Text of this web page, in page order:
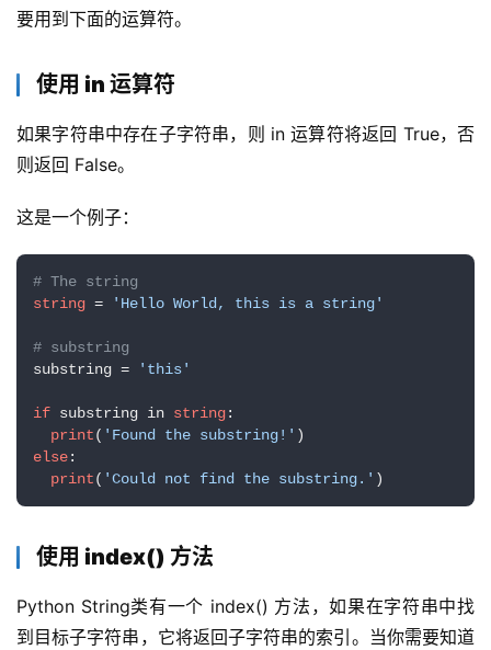
要用到下面的运算符。
使用 in 运算符
如果字符串中存在子字符串，则 in 运算符将返回 True，否
则返回 False。
这是一个例子：
# The string
string = 'Hello World, this is a string'
# substring
substring =
'this'
if substring in string:
print( 'Found the substring!'
else:
print( 'Could not find the substring.' )
使用 index() 方法
Python String类有一个 index() 方法，如果在字符串中找
到目标子字符串，它将返回子字符串的索引。当你需要知道